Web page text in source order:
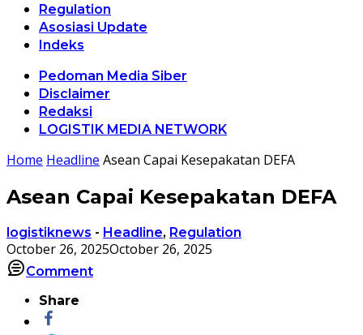
Regulation
Asosiasi Update
Indeks
Pedoman Media Siber
Disclaimer
Redaksi
LOGISTIK MEDIA NETWORK
Home Headline Asean Capai Kesepakatan DEFA
Asean Capai Kesepakatan DEFA
logistiknews - Headline, Regulation
October 26, 2025October 26, 2025
Comment
Share